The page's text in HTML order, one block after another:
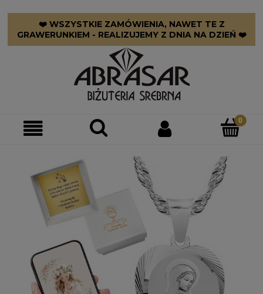
❤️ WSZYSTKIE ZAMÓWIENIA, NAWET TE Z
GRAWERUNKIEM - REALIZUJEMY Z DNIA NA DZIEŃ ❤️